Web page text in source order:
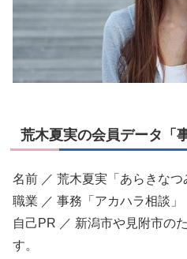
荒木夏実の会員データ「
名前 ／ 荒木夏実「あらきなつ
職業 ／ 事務「アカハラ相談」
自己PR ／ 新潟市や見附市の
す。